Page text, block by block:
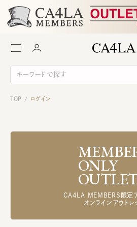
TOP / ログイン
ONLY
CA4LA MEMBERS限定
オンラインアウトレ